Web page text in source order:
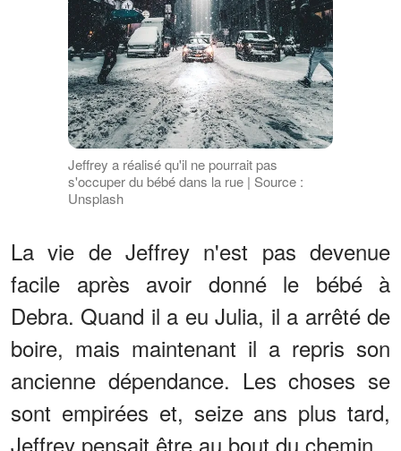
Jeffrey a réalisé qu'il ne pourrait pas
s'occuper du bébé dans la rue | Source :
Unsplash
La vie de Jeffrey n'est pas devenue
facile après avoir donné le bébé à
Debra. Quand il a eu Julia, il a arrêté de
boire, mais maintenant il a repris son
ancienne dépendance. Les choses se
sont empirées et, seize ans plus tard,
Jeffrey pensait être au bout du chemin.